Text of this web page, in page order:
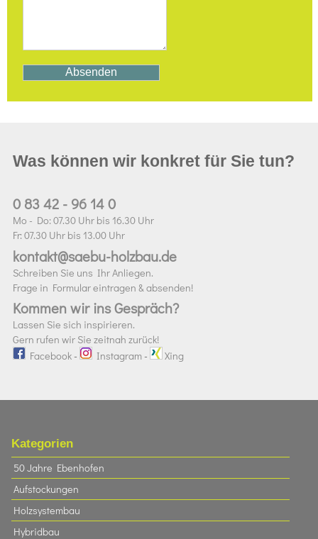
Was können wir konkret für Sie tun?
0 83 42 - 96 14 0
Mo - Do: 07.30 Uhr bis 16.30 Uhr
Fr: 07.30 Uhr bis 13.00 Uhr
kontakt@saebu-holzbau.de
Schreiben Sie uns Ihr Anliegen.
Frage in Formular eintragen & absenden!
Kommen wir ins Gespräch?
Lassen Sie sich inspirieren.
Gern rufen wir Sie zeitnah zurück!
Facebook- Instagram- Xing
Kategorien
50 Jahre Ebenhofen
Aufstockungen
Holzsystembau
Hybridbau